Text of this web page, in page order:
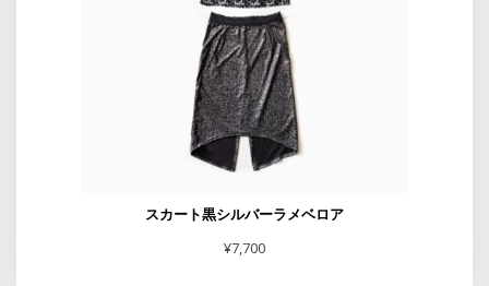
スカート黒シルバーラメベロア
¥7,700